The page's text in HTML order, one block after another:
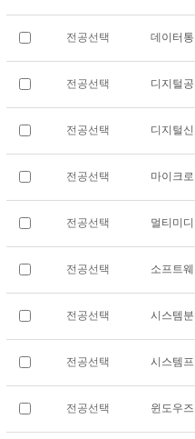
전공선택 데이터
전공선택 디지털
전공선택 디지털
전공선택 마이크
전공선택 멀티미
전공선택 소프트
전공선택 시스템
전공선택 시스템
전공선택 윈도우